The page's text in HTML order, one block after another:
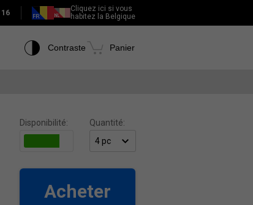
16
Cliquez ici si vous
habitez la Belgique
Contraste Panier
Disponibilité: Quantité:
Acheter